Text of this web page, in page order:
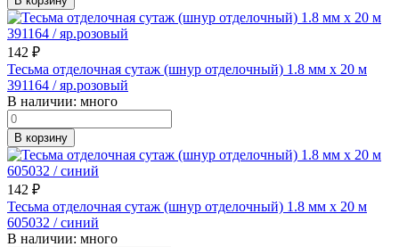
142 ₽
Тесьма отделочная сутаж (шнур отделочный) 1.8 мм х 20 м
391164 / яр.розовый
В наличии: много
В корзину
142 ₽
Тесьма отделочная сутаж (шнур отделочный) 1.8 мм х 20 м
605032 / синий
В наличии: много